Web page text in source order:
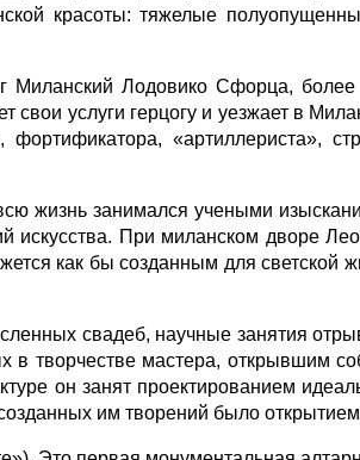
красоты: тяжелые
Миланский Лодовико Сфорца, более
услуги герцогу и уезжает в
«артиллериста»,
жизнь занимался учеными
искусства. При миланском дворе
как бы созданным для светской
свадеб, научные занятия
творчестве мастера, открывшим
он занят проектированием
им творений было открытием